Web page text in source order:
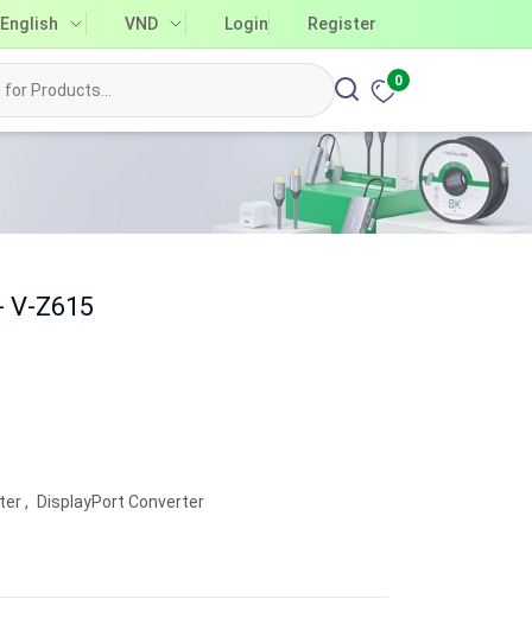
English VND Login Register
0
V-Z615
, DisplayPort Converter